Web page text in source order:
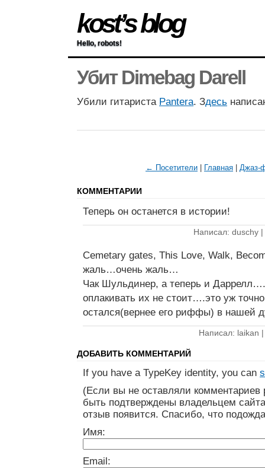
kost’s blog
Hello, robots!
Убит Dimebag Darell
Убили гитариста Pantera. Здесь
← Посетители Главная Джаз-
КОММЕНТАРИИ
Теперь он останется в истории!
Написал: duschy |
Cemetary gates, This Love, Walk,
жаль…очень жаль…
Чак Шульдинер, а теперь и
оплакивать их не стоит….это уж
остался(вернее его риффы) в нашей
Написал: laikan
ДОБАВИТЬ КОММЕНТАРИЙ
If you have a TypeKey identity, you can
(Если вы не оставляли
быть подтверждены владельцем
отзыв появится. Спасибо, что
Имя:
Email: